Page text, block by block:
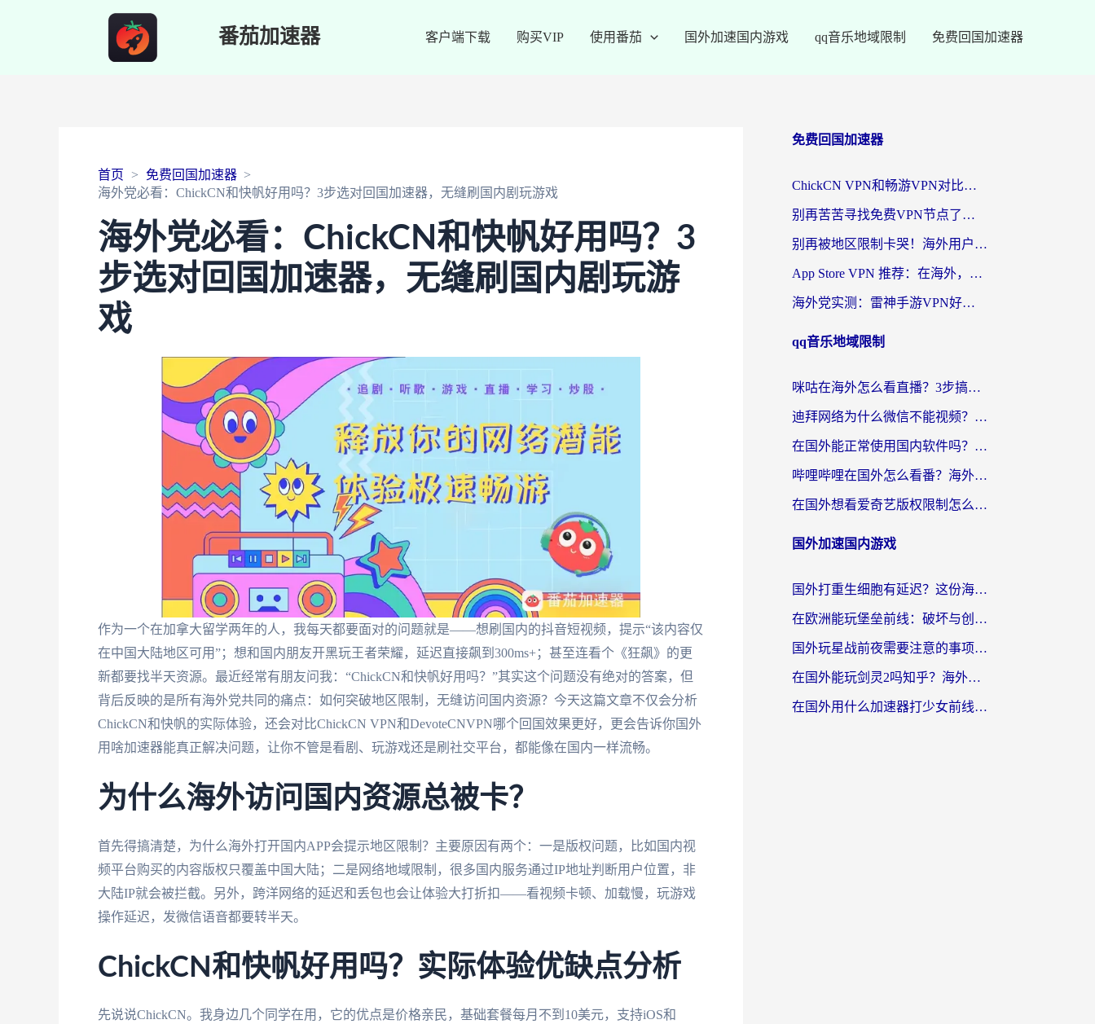
番茄加速器 客户端下载 购买VIP 使用番茄 国外加速国内游戏 qq音乐地域限制 免费回国加速器
首页
免费回国加速器
海外党必看：ChickCN和快帆好用吗？3步选对回国加速器，无缝刷国内剧玩游戏
海外党必看：ChickCN和快帆好用吗？3
步选对回国加速器，无缝刷国内剧玩游
戏
作为一个在加拿大留学两年的人，我每天都要面对的问题就是——想刷国内的抖音短视频，提示“该内容仅
在中国大陆地区可用”；想和国内朋友开黑玩王者荣耀，延迟直接飙到300ms+；甚至连看个《狂飙》的更
新都要找半天资源。最近经常有朋友问我：“ChickCN和快帆好用吗？”其实这个问题没有绝对的答案，但
背后反映的是所有海外党共同的痛点：如何突破地区限制，无缝访问国内资源？今天这篇文章不仅会分析
ChickCN和快帆的实际体验，还会对比ChickCN VPN和DevoteCNVPN哪个回国效果更好，更会告诉你国外
用啥加速器能真正解决问题，让你不管是看剧、玩游戏还是刷社交平台，都能像在国内一样流畅。
为什么海外访问国内资源总被卡？
首先得搞清楚，为什么海外打开国内APP会提示地区限制？主要原因有两个：一是版权问题，比如国内视
频平台购买的内容版权只覆盖中国大陆；二是网络地域限制，很多国内服务通过IP地址判断用户位置，非
大陆IP就会被拦截。另外，跨洋网络的延迟和丢包也会让体验大打折扣——看视频卡顿、加载慢，玩游戏
操作延迟，发微信语音都要转半天。
ChickCN和快帆好用吗？实际体验优缺点分析
先说说ChickCN。我身边几个同学在用，它的优点是价格亲民，基础套餐每月不到10美元，支持iOS和
免费回国加速器
ChickCN VPN和畅游VPN对比哪个回国效果更好？海外党必看的回国加速器选择指南
别再苦苦寻找免费VPN节点了，这才是海外访问国内资源的正确姿势
别再被地区限制卡哭！海外用户vpn中国下载全攻略，无缝刷剧办公社交
App Store VPN 推荐：在海外，如何找回那扇回家的“任意门”？
海外党实测：雷神手游VPN好用吗？和闪电VPN对比哪个回国效果更好？附小众工具深度测评
qq音乐地域限制
咪咕在海外怎么看直播？3步搞定地域限制，还能畅看腾讯视频与国内热剧
迪拜网络为什么微信不能视频？海外党必看的回国加速全攻略
在国外能正常使用国内软件吗？海外党亲测有效的无缝访问指南
哔哩哔哩在国外怎么看番？海外党追剧看片的终极解决方案
在国外想看爱奇艺版权限制怎么办？海外华人必看的追剧自由指南
国外加速国内游戏
国外打重生细胞有延迟？这份海外畅玩国服游戏加速器终极指南请收好
在欧洲能玩堡垒前线：破坏与创造吗？海外党国服游戏不卡顿的秘密
国外玩星战前夜需要注意的事项：一份来自老玩家的网络生存指南
在国外能玩剑灵2吗知乎？海外党亲测有效的国服游戏加速指南
在国外用什么加速器打少女前线：云图计划不卡？一个老玩家的掏心分享